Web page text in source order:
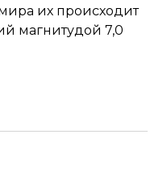
их происходит
магнитудой 7,0